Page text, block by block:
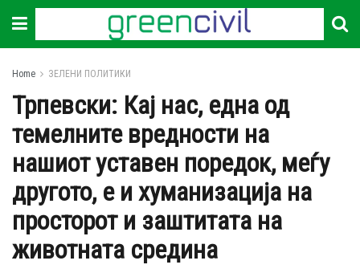
Home ЗЕЛЕНИ ПОЛИТИКИ
Трпевски: Кај нас, една од
темелните вредности на
нашиот уставен поредок, меѓу
другото, е и хуманизација на
просторот и заштитата на
животната средина